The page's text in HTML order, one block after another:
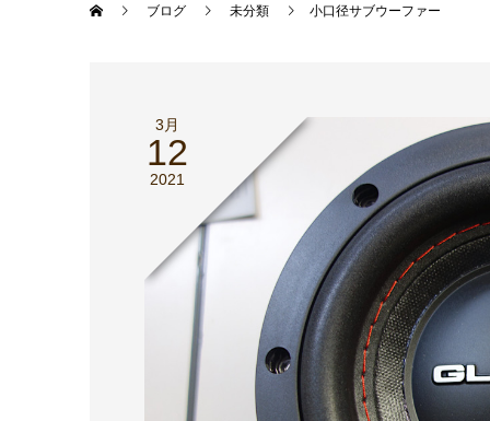
ブログ 未分類 小口径サブウーファー
3月
12
2021